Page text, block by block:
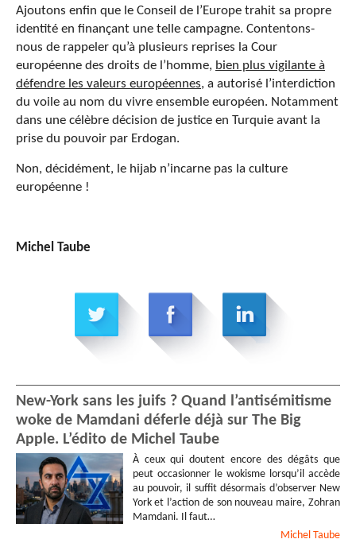
Ajoutons enfin que le Conseil de l’Europe trahit sa propre
identité en finançant une telle campagne. Contentons-
nous de rappeler qu’à plusieurs reprises la Cour
européenne des droits de l’homme, bien plus vigilante à
défendre les valeurs européennes, a autorisé l’interdiction
du voile au nom du vivre ensemble européen. Notamment
dans une célèbre décision de justice en Turquie avant la
prise du pouvoir par Erdogan.
Non, décidément, le hijab n’incarne pas la culture
européenne !
Michel Taube
New-York sans les juifs ? Quand l’antisémitisme
woke de Mamdani déferle déjà sur The Big
Apple. L’édito de Michel Taube
À ceux qui doutent encore des dégâts que
peut occasionner le wokisme lorsqu’il accède
au pouvoir, il suffit désormais d’observer New
York et l’action de son nouveau maire, Zohran
Mamdani. Il faut…
Michel Taube